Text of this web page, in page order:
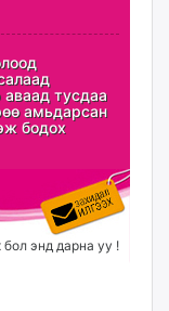
С.Амарсайхан:
хөрөнгийг
сайн
зориулах
хэд хэдэн эрх
авна
байгаа
байна. Үнэ
хангамж дээр
аваад тусдаа
амьдарсан
бодох
бол энд дарна уу !